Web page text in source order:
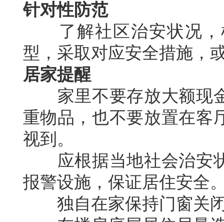
针对性防范
了解社区治安状况，
型，采取对应安全措施，
居家提醒
家里不要存放大额现金
重物品，也不要放置在客
视到。
应根据当地社会治安状
报警设施，保证居住安全
独自在家保持门窗关